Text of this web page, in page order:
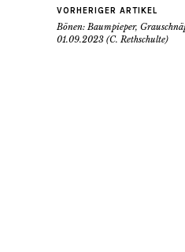
VORHERIGER ARTIKEL
Bönen: Baumpieper,
01.09.2023 (C. Rethschulte)